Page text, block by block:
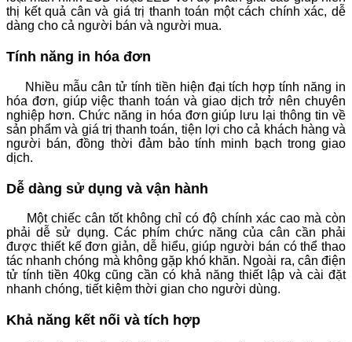
thị kết quả cân và giá trị thanh toán một cách chính xác, dễ
dàng cho cả người bán và người mua.
Tính năng in hóa đơn
Nhiều mẫu cân tử tính tiền hiện đại tích hợp tính năng in
hóa đơn, giúp việc thanh toán và giao dịch trở nên chuyên
nghiệp hơn. Chức năng in hóa đơn giúp lưu lại thông tin về
sản phẩm và giá trị thanh toán, tiện lợi cho cả khách hàng và
người bán, đồng thời đảm bảo tính minh bạch trong giao
dịch.
Dễ dàng sử dụng và vận hành
Một chiếc cân tốt không chỉ có độ chính xác cao mà còn
phải dễ sử dụng. Các phím chức năng của cân cần phải
được thiết kế đơn giản, dễ hiểu, giúp người bán có thể thao
tác nhanh chóng mà không gặp khó khăn. Ngoài ra, cân điện
tử tính tiền 40kg cũng cần có khả năng thiết lập và cài đặt
nhanh chóng, tiết kiệm thời gian cho người dùng.
Khả năng kết nối và tích hợp